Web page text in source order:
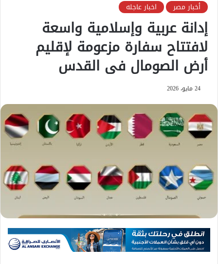
أخبار مصر اخبار عاجله
إدانة عربية وإسلامية واسعة
لافتتاح سفارة مزعومة لإقليم
أرض الصومال فى القدس
24 مايو، 2026